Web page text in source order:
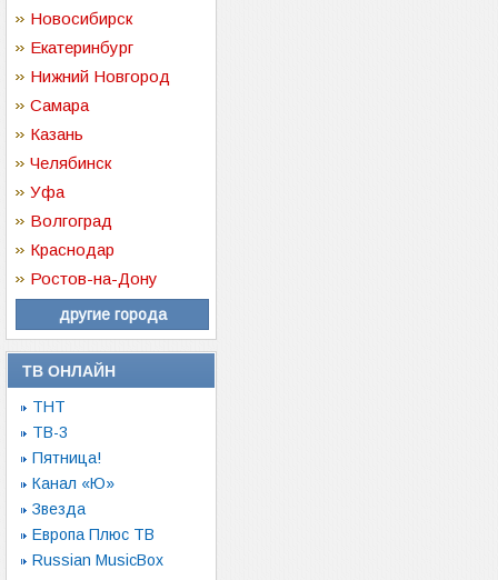
Новосибирск
Екатеринбург
Нижний Новгород
Самара
Казань
Челябинск
Уфа
Волгоград
Краснодар
Ростов-на-Дону
другие города
ТВ ОНЛАЙН
ТНТ
ТВ-3
Пятница!
Канал «Ю»
Звезда
Европа Плюс ТВ
Russian MusicBox